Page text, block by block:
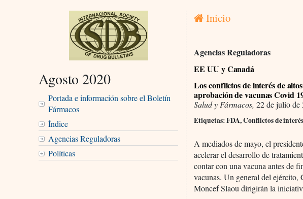
Agosto 2020
Portada e información sobre el Boletín
Fármacos
Índice
Agencias Reguladoras
Políticas
Inicio
Agencias Reguladoras
EE UU y Canadá
Los conflictos de interés de
aprobación de vacunas Covid
Salud y Fármacos, 22 de julio de
Etiquetas: FDA, Conflictos de
A mediados de mayo, el
acelerar el desarrollo de
contar con una vacuna antes de
vacunas. Un general del
Moncef Slaou dirigirán la